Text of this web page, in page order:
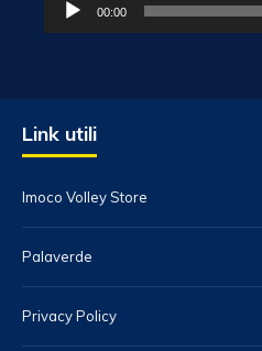
00:00
Link utili
Imoco Volley Store
Palaverde
Privacy Policy